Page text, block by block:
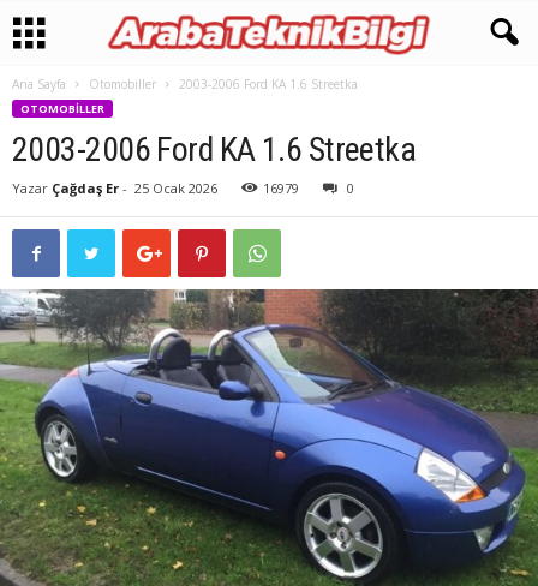
Ana Sayfa Otomobiller 2003-2006 Ford KA 1.6 Streetka
OTOMOBILLER
2003-2006 Ford KA 1.6 Streetka
Yazar Çağdaş Er - 25 Ocak 2026 16979 0